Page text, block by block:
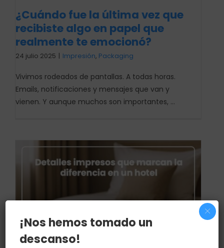
¿Cuándo fue la última vez que
recibiste algo en papel que
realmente te emocionó?
24 julio 2025 | Impresión, Packaging
Vivimos rodeados de pantallas. A todas horas.
Emails, notificaciones y mensajes que van y
vienen. Y aunque muchos son importantes, ...
¡Nos hemos tomado un
descanso!
×